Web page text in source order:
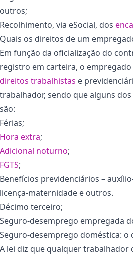
outros;
Recolhimento, via eSocial, dos
Quais os direitos de um
Em função da oficialização do
registro em carteira, o
direitos trabalhistas e
trabalhador, sendo que alguns
são:
Férias;
Hora extra;
Adicional noturno;
FGTS;
Benefícios previdenciários –
licença-maternidade e outros.
Décimo terceiro;
Seguro-desemprego empregada
Seguro-desemprego doméstica: o
A lei diz que qualquer trabalhador